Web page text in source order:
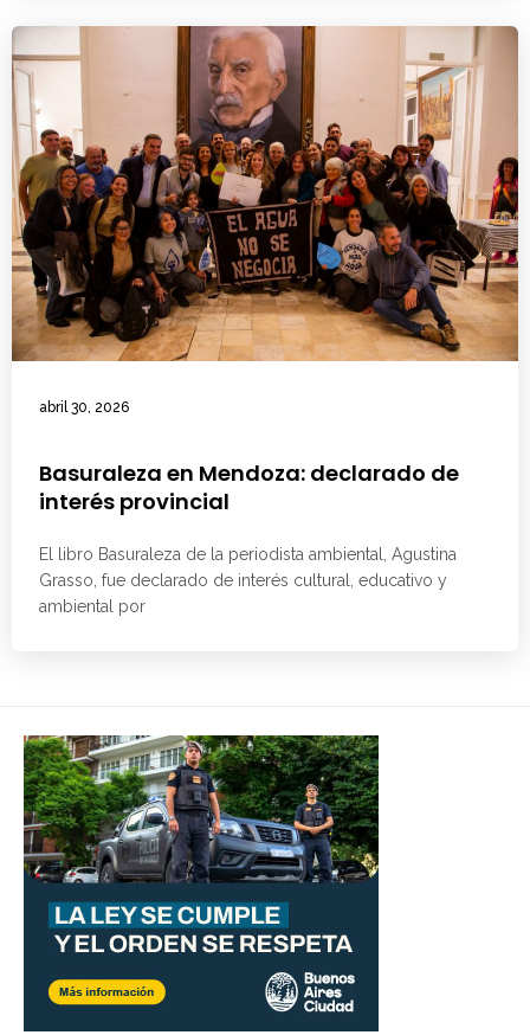
abril 30, 2026
Basuraleza en Mendoza: declarado de
interés provincial
El libro Basuraleza de la periodista ambiental, Agustina
Grasso, fue declarado de interés cultural, educativo y
ambiental por